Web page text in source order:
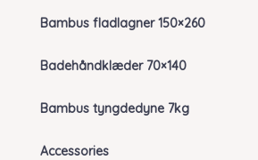
Bambus fladlagner 150×260
Badehåndklæder 70×140
Bambus tyngdedyne 7kg
Accessories